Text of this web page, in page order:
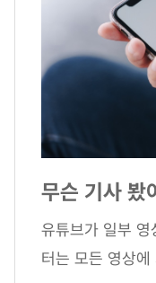
무슨 기사 봤
유튜브가 일부 영
터는 모든 영상